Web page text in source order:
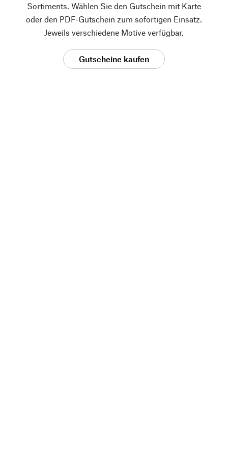
Sortiments. Wählen Sie den Gutschein mit Karte
oder den PDF-Gutschein zum sofortigen Einsatz.
Jeweils verschiedene Motive verfügbar.
Gutscheine kaufen